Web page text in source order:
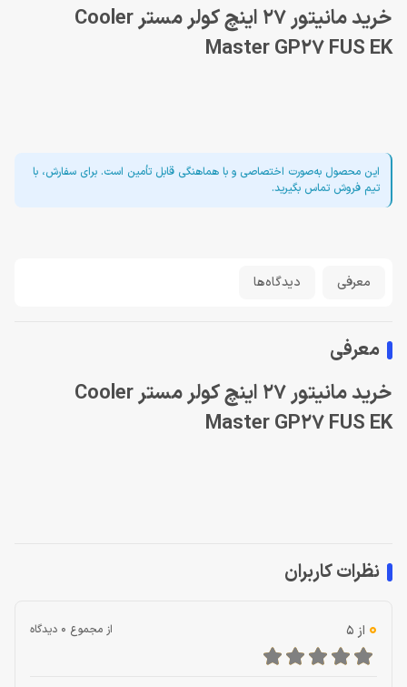
خرید مانیتور 27 اینچ کولر مستر Cooler
Master GP27 FUS EK
این محصول به‌صورت اختصاصی و با هماهنگی قابل تأمین است. برای سفارش، با
تیم فروش تماس بگیرید.
معرفی دیدگاه‌ها
معرفی
خرید مانیتور 27 اینچ کولر مستر Cooler
Master GP27 FUS EK
نظرات کاربران
0 از 5 از مجموع 0 دیدگاه